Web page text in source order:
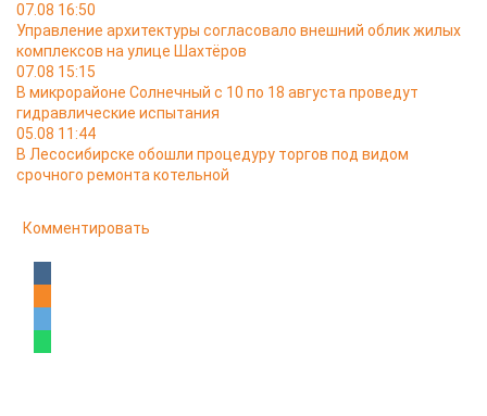
07.08 16:50
Управление архитектуры согласовало внешний облик жилых
комплексов на улице Шахтёров
07.08 15:15
В микрорайоне Солнечный с 10 по 18 августа проведут
гидравлические испытания
05.08 11:44
В Лесосибирске обошли процедуру торгов под видом
срочного ремонта котельной
Комментировать